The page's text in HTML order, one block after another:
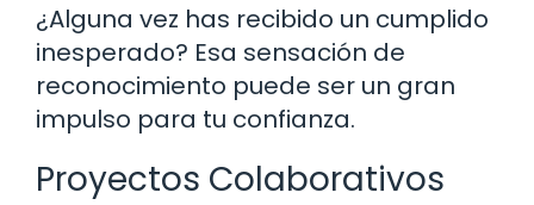
¿Alguna vez has recibido un cumplido
inesperado? Esa sensación de
reconocimiento puede ser un gran
impulso para tu confianza.
Proyectos Colaborativos